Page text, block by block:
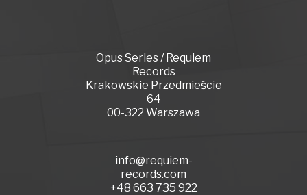
Opus Series / Requiem
Records
Krakowskie Przedmieście
64
00-322 Warszawa
info@requiem-
records.com
+48 663 735 922